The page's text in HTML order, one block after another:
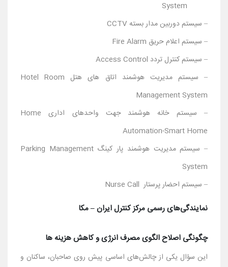
System
– سیستم دوربین مدار بسته CCTV
– سیستم اعلام حریق Fire Alarm
– سیستم کنترل تردد Access Control
– سیستم مدیریت هوشمند اتاق های هتل Hotel Room
Management System
– سیستم خانه هوشمند جهت واحدهای اداری Home
Automation-Smart Home
– سیستم مدیریت هوشمند پار کینگ Parking Management
System
– سیستم احضار پرستار Nurse Call
نمایندگی‌های رسمی مرکز کنترل ایران – مکا
چگونگی اصلاح الگوی مصرف انرژی و کاهش هزینه ها
این سؤال یکی از چالش‌های اساسی پیش روی صاحبان، ساکنان و